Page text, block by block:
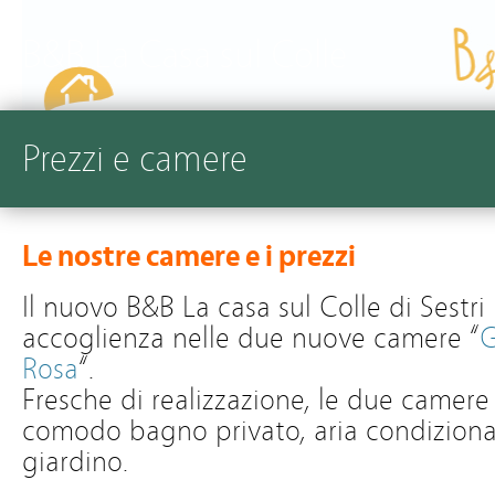
B&B La Casa sul Colle
Prezzi e camere
Le nostre camere e i prezzi
Il nuovo B&B La casa sul Colle di
accoglienza nelle due nuove camere “
Rosa“.
Fresche di realizzazione, le due
comodo bagno privato, aria
giardino.